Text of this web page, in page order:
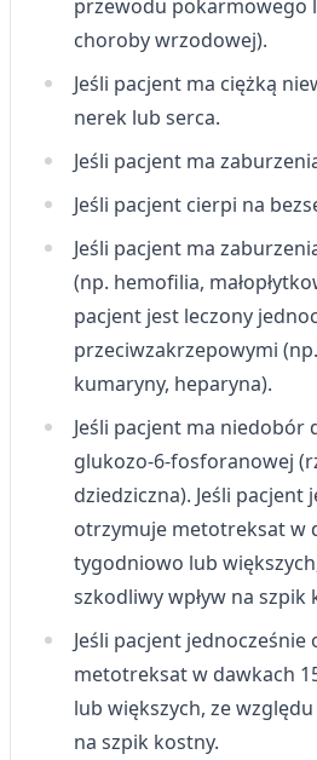
przewodu pokarmowego
choroby wrzodowej).
Jeśli pacjent ma ciężką
nerek lub serca.
Jeśli pacjent ma
Jeśli pacjent cierpi na
Jeśli pacjent ma
(np. hemofilia,
pacjent jest leczony
przeciwzakrzepowymi
kumaryny, heparyna).
Jeśli pacjent ma niedobór
glukozo-6-fosforanowej
dziedziczna). Jeśli pacjent
otrzymuje metotreksat w
tygodniowo lub
szkodliwy wpływ na szpik
Jeśli pacjent
metotreksat w dawkach
lub większych, ze
na szpik kostny.